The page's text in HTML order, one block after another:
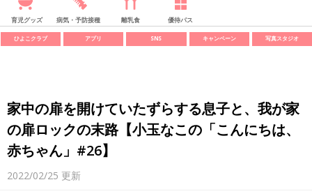
育児グッズ 病気・予防接種 離乳食 優待パス
ひよこクラブ アプリ SNS キャンペーン 写真スタジオ
家中の扉を開けていたずらする息子と、我が家
の扉ロックの末路【小玉なこの「こんにちは、
赤ちゃん」#26】
2022/02/25 更新